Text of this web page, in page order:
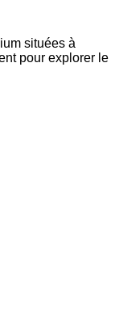
situées à
pour explorer le